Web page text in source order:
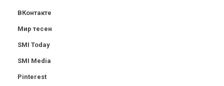
ВКонтакте
Мир тесен
SMI Today
SMI Media
Pinterest